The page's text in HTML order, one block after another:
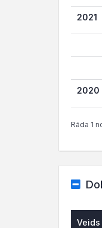
2021
2020
Rāda 1
Veids